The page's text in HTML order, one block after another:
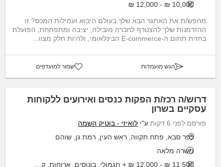
10,000 ₪ - 12,000 ₪
מחפש/ת את האתגר הבא שלך בעולם היבוא ועמילות המכס? זו
ההזדמנות שלך להצטרף לחברה מובילה, יציבה ומתפתחת, הפועלת
בחזית תחום ה-E-commerce הבינלאומי, ולהיות חלק מצוו...
הגש מועמדות שמור למועדפים
דרוש/ה רכז/ת הפקות כנסים ואירועים ללקוחות
עסקיים בשרון
פורסם לפני 6 דקות ע"י לואיזי - בוטיק השמה
כפר סבא, פתח תקווה, ראש העין, רמת גן, שוהם
משרה מלאה
11,500 ₪ - 12,000 ₪ + תגמולי, בונוסים, ארוחות, קה"ש, נסיעות